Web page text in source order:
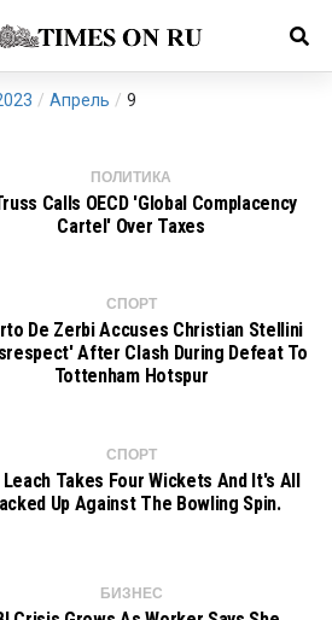
/ Апрель / 9
ПОЛИТИКА
Calls OECD 'Global Complacency
Cartel' Over Taxes
СПОРТ
De Zerbi Accuses Christian Stellini
After Clash During Defeat To
Tottenham Hotspur
СПОРТ
Takes Four Wickets And It's All
Up Against The Bowling Spin.
БИЗНЕС